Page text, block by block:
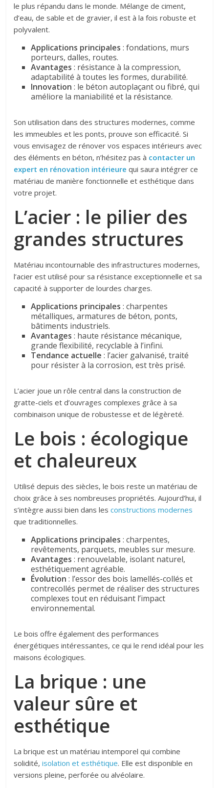
le plus répandu dans le monde. Mélange de ciment,
d’eau, de sable et de gravier, il est à la fois robuste et
polyvalent.
Applications principales : fondations, murs
porteurs, dalles, routes.
Avantages : résistance à la compression,
adaptabilité à toutes les formes, durabilité.
Innovation : le béton autoplaçant ou fibré, qui
améliore la maniabilité et la résistance.
Son utilisation dans des structures modernes, comme
les immeubles et les ponts, prouve son efficacité. Si
vous envisagez de rénover vos espaces intérieurs avec
des éléments en béton, n’hésitez pas à contacter un
expert en rénovation intérieure qui saura intégrer ce
matériau de manière fonctionnelle et esthétique dans
votre projet.
L’acier : le pilier des
grandes structures
Matériau incontournable des infrastructures modernes,
l’acier est utilisé pour sa résistance exceptionnelle et sa
capacité à supporter de lourdes charges.
Applications principales : charpentes
métalliques, armatures de béton, ponts,
bâtiments industriels.
Avantages : haute résistance mécanique,
grande flexibilité, recyclable à l’infini.
Tendance actuelle : l’acier galvanisé, traité
pour résister à la corrosion, est très prisé.
L’acier joue un rôle central dans la construction de
gratte-ciels et d’ouvrages complexes grâce à sa
combinaison unique de robustesse et de légèreté.
Le bois : écologique
et chaleureux
Utilisé depuis des siècles, le bois reste un matériau de
choix grâce à ses nombreuses propriétés. Aujourd’hui, il
s’intègre aussi bien dans les constructions modernes
que traditionnelles.
Applications principales : charpentes,
revêtements, parquets, meubles sur mesure.
Avantages : renouvelable, isolant naturel,
esthétiquement agréable.
Évolution : l’essor des bois lamellés-collés et
contrecollés permet de réaliser des structures
complexes tout en réduisant l’impact
environnemental.
Le bois offre également des performances
énergétiques intéressantes, ce qui le rend idéal pour les
maisons écologiques.
La brique : une
valeur sûre et
esthétique
La brique est un matériau intemporel qui combine
solidité,isolation et esthétique. Elle est disponible en
versions pleine, perforée ou alvéolaire.